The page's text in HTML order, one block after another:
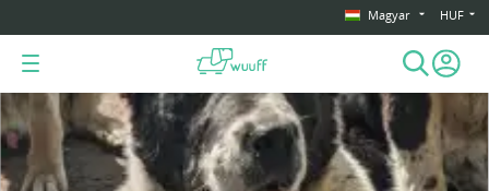
Magyar HUF